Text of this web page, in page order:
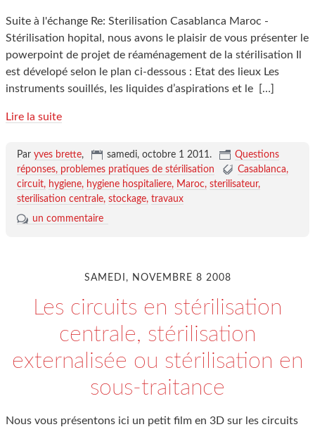
Suite à l'échange Re: Sterilisation Casablanca Maroc -
Stérilisation hopital, nous avons le plaisir de vous présenter le
powerpoint de projet de réaménagement de la stérilisation Il
est dévelopé selon le plan ci-dessous : Etat des lieux Les
instruments souillés, les liquides d’aspirations et le
[…]
Lire la suite
Par yves brette, samedi, octobre 1 2011.
Questions
réponses, problemes pratiques de stérilisation
Casablanca
circuit
hygiene hygiene hospitaliere Maroc sterilisateur
sterilisation centrale stockage travaux
un commentaire
SAMEDI, NOVEMBRE 8 2008
Les circuits en stérilisation
centrale, stérilisation
externalisée ou stérilisation en
sous-traitance
Nous vous présentons ici un petit film en 3D sur les circuits